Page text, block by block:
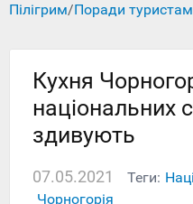
Пілігрим/Поради
Кухня
національних
здивують
07.05.2021 Теги:
Чорногорія